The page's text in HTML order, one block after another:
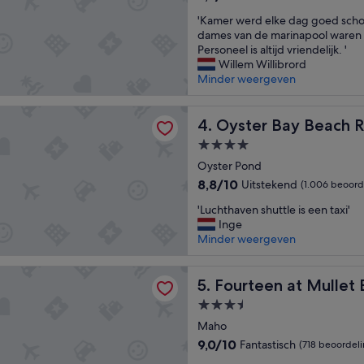
y
a
c
c
o
o
d
a
t
i
g
.
H
e
e
r
I
10,
Fantastisch,
(1.935
beoordelingen)
'
K
a
m
e
e
d
e
l
e
d
a
o
d
s
c
'Kamer werd elke dag goed
dames van de marinapool
Personeel is altijd vriendelijk. '
Willem Willibrord
Minder weergeven
4. Oyster Bay Beach
Oyster Bay Beach Resort
4.0-
sterrenaccommodatie
Oyster Pond
8.8
10,
Uitstekend,
(1.006
8,8/10 Uitstekend (1.006
'
L
u
t
a
v
e
'Luchthaven shuttle is een taxi'
Inge
Minder weergeven
5. Fourteen at Mullet
Fourteen at Mullet Bay
3.5-
sterrenaccommodatie
Maho
9.0
9,0/10 Fantastisch (718